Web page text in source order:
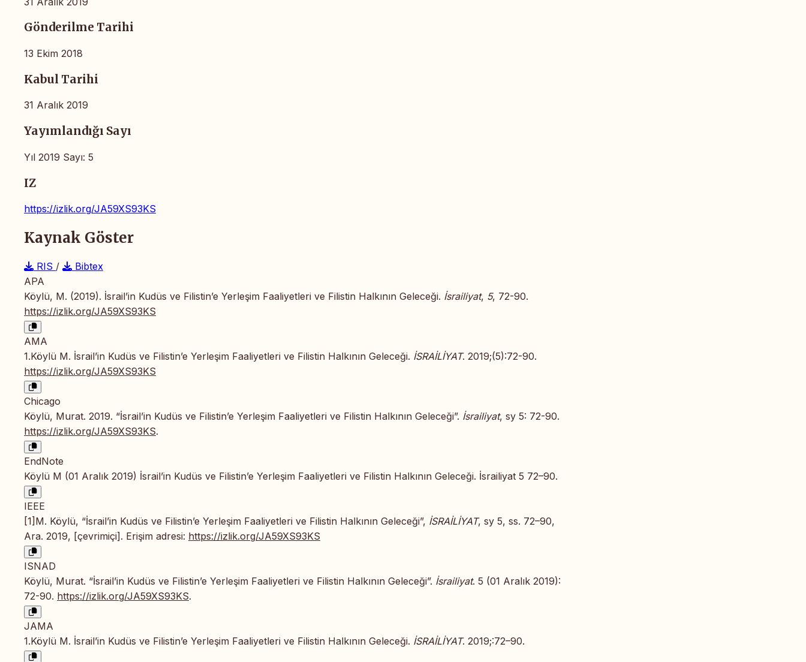
Gönderilme Tarihi
13 Ekim 2018
Kabul Tarihi
31 Aralık 2019
Yayımlandığı Sayı
Yıl 2019 Sayı: 5
IZ
https://izlik.org/JA59XS93KS
Kaynak Göster
RIS /
Bibtex
APA
Köylü, M. (2019). İsrail’in Kudüs ve Filistin’e Yerleşim Faaliyetleri ve Filistin Halkının Geleceği. İsrailiyat, 5, 72-90.
https://izlik.org/JA59XS93KS
AMA
1.Köylü M. İsrail’in Kudüs ve Filistin’e Yerleşim Faaliyetleri ve Filistin Halkının Geleceği. İSRAİLİYAT. 2019;(5):72-90.
https://izlik.org/JA59XS93KS
Chicago
Köylü, Murat. 2019. “İsrail’in Kudüs ve Filistin’e Yerleşim Faaliyetleri ve Filistin Halkının Geleceği”. İsrailiyat, sy 5: 72-90.
https://izlik.org/JA59XS93KS.
EndNote
Köylü M (01 Aralık 2019) İsrail’in Kudüs ve Filistin’e Yerleşim Faaliyetleri ve Filistin Halkının Geleceği. İsrailiyat 5 72–90.
IEEE
[1]M. Köylü, “İsrail’in Kudüs ve Filistin’e Yerleşim Faaliyetleri ve Filistin Halkının Geleceği”, İSRAİLİYAT, sy 5, ss. 72–90,
Ara. 2019, [çevrimiçi]. Erişim adresi: https://izlik.org/JA59XS93KS
ISNAD
Köylü, Murat. “İsrail’in Kudüs ve Filistin’e Yerleşim Faaliyetleri ve Filistin Halkının Geleceği”. İsrailiyat. 5 (01 Aralık 2019):
72-90. https://izlik.org/JA59XS93KS.
JAMA
1.Köylü M. İsrail’in Kudüs ve Filistin’e Yerleşim Faaliyetleri ve Filistin Halkının Geleceği. İSRAİLİYAT. 2019;:72–90.